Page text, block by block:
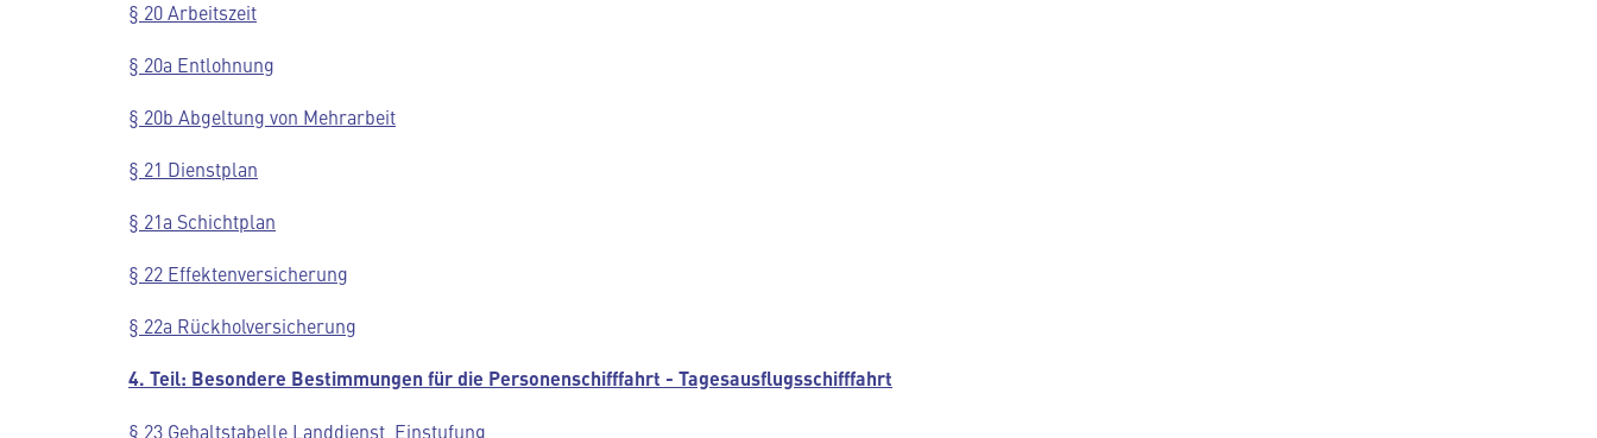
§ 20 Arbeitszeit
§ 20a Entlohnung
§ 20b Abgeltung von Mehrarbeit
§ 21 Dienstplan
§ 21a Schichtplan
§ 22 Effektenversicherung
§ 22a Rückholversicherung
4. Teil: Besondere Bestimmungen für die Personenschifffahrt - Tagesausflugsschifffahrt
§ 23 Gehaltstabelle Landdienst, Einstufung